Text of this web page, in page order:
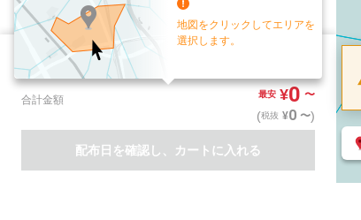
地図をクリックしてエリアを
選択します。
配布部数
お手元送付
合計金額 最安 ¥0 〜
(税抜 ¥0 〜)
配布日を確認し、カートに入れる